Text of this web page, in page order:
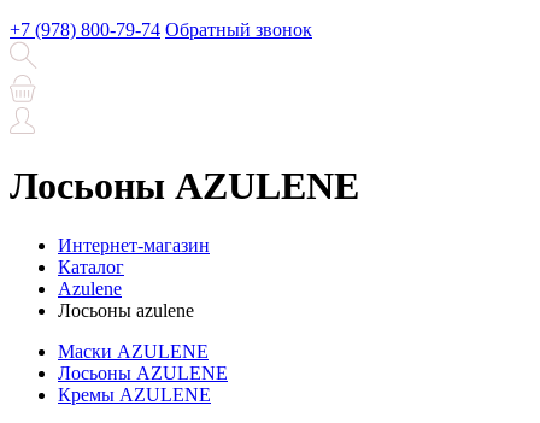
+7 (978) 800-79-74 Обратный звонок
Лосьоны AZULENE
Интернет-магазин
Каталог
Azulene
Лосьоны azulene
Маски AZULENE
Лосьоны AZULENE
Кремы AZULENE